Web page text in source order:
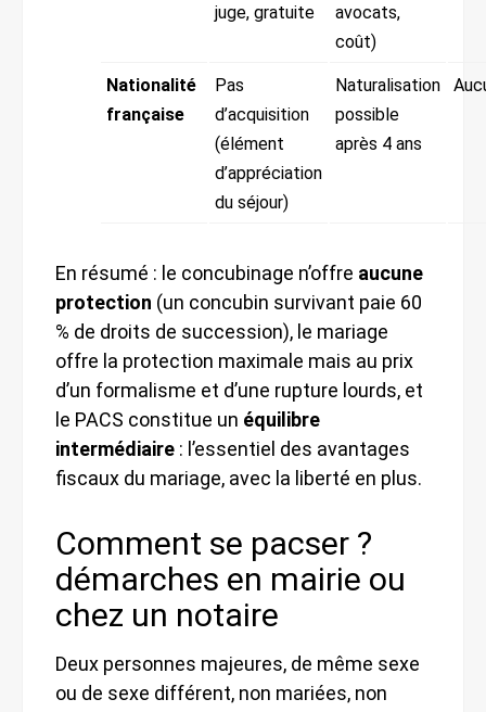
juge, gratuite
avocats,
coût)
Nationalité
française
Pas
d’acquisition
(élément
d’appréciation
du séjour)
Naturalisation
possible
après 4 ans
En résumé : le concubinage n’offre aucune
protection (un concubin survivant paie 60
% de droits de succession), le mariage
offre la protection maximale mais au prix
d’un formalisme et d’une rupture lourds, et
le PACS constitue un équilibre
intermédiaire : l’essentiel des avantages
fiscaux du mariage, avec la liberté en plus.
Comment se pacser ?
démarches en mairie ou
chez un notaire
Deux personnes majeures, de même sexe
ou de sexe différent, non mariées, non